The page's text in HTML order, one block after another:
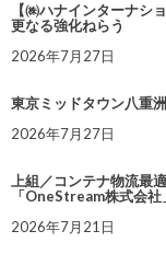
【㈱ハナインターナシ
更なる強化ねらう
2026年7月27日
東京ミッドタウン八重
2026年7月27日
上組／コンテナ物流最
「OneStream株式会
2026年7月21日